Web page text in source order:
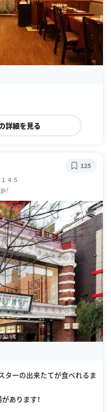
詳細を見る
４５
125
ターの出来たてが食べれるま
あります！